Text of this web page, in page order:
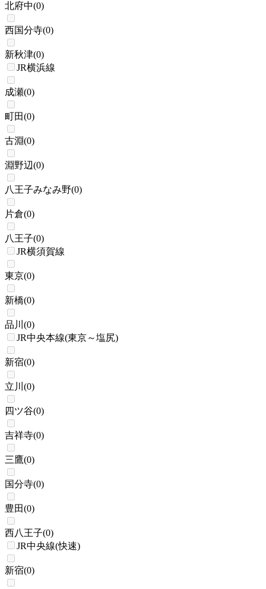
北府中(0)
西国分寺(0)
新秋津(0)
JR横浜線
成瀬(0)
町田(0)
古淵(0)
淵野辺(0)
八王子みなみ野(0)
片倉(0)
八王子(0)
JR横須賀線
東京(0)
新橋(0)
品川 (0)
JR中央本線(東京～塩尻)
新宿(0)
立川 (0)
四ツ谷(0)
吉祥寺(0)
三鷹(0)
国分寺(0)
豊田(0)
西八王子(0)
JR中央線(快速)
新宿(0)